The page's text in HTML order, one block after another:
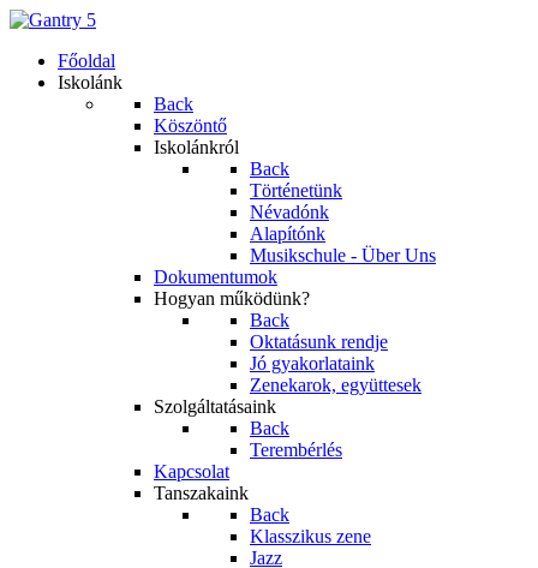
Főoldal
Iskolánk
Back
Köszöntő
Iskolánkról
Back
Történetünk
Névadónk
Alapítónk
Musikschule - Über Uns
Dokumentumok
Hogyan működünk?
Back
Oktatásunk rendje
Jó gyakorlataink
Zenekarok, együttesek
Szolgáltatásaink
Back
Terembérlés
Kapcsolat
Tanszakaink
Back
Klasszikus zene
Jazz